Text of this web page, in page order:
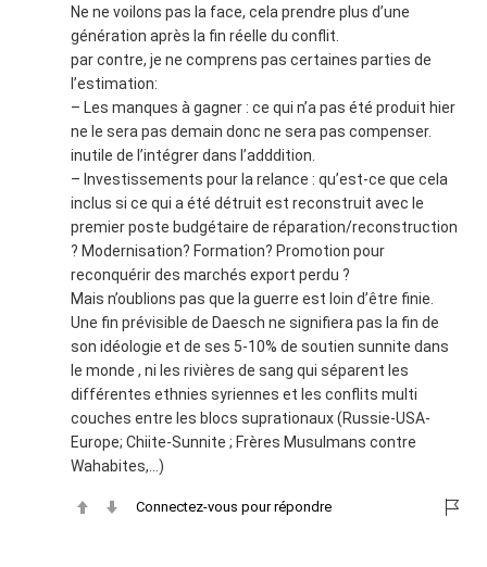
Ne ne voilons pas la face, cela prendre plus d’une
génération après la fin réelle du conflit.
par contre, je ne comprens pas certaines parties de
l’estimation:
– Les manques à gagner : ce qui n’a pas été produit hier
ne le sera pas demain donc ne sera pas compenser.
inutile de l’intégrer dans l’adddition.
– Investissements pour la relance : qu’est-ce que cela
inclus si ce qui a été détruit est reconstruit avec le
premier poste budgétaire de réparation/reconstruction
? Modernisation? Formation? Promotion pour
reconquérir des marchés export perdu ?
Mais n’oublions pas que la guerre est loin d’être finie.
Une fin prévisible de Daesch ne signifiera pas la fin de
son idéologie et de ses 5-10% de soutien sunnite dans
le monde , ni les rivières de sang qui séparent les
différentes ethnies syriennes et les conflits multi
couches entre les blocs suprationaux (Russie-USA-
Europe; Chiite-Sunnite ; Frères Musulmans contre
Wahabites,…)
Connectez-vous pour répondre